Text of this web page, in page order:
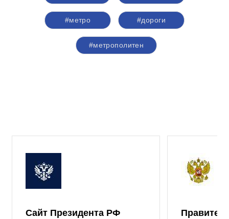
#метро #дороги
#метрополитен
Сайт Президента РФ